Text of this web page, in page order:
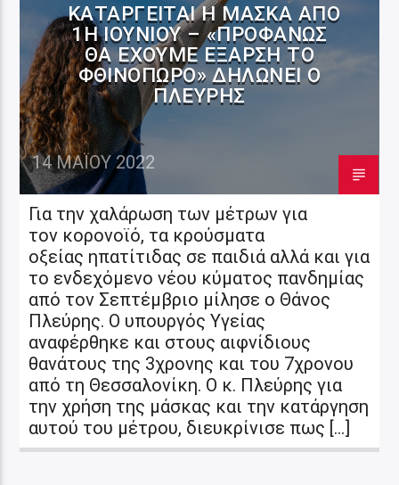
ΚΑΤΑΡΓΕΊΤΑΙ Η ΜΆΣΚΑ ΑΠΌ
1Η ΙΟΥΝΊΟΥ – «ΠΡΟΦΑΝΏΣ
ΘΑ ΈΧΟΥΜΕ ΈΞΑΡΣΗ ΤΟ
ΦΘΙΝΌΠΩΡΟ» ΔΗΛΏΝΕΙ Ο
ΠΛΕΎΡΗΣ
14 ΜΑΪ́ΟΥ 2022
Για την χαλάρωση των μέτρων για
τον κορονοϊό, τα κρούσματα
οξείας ηπατίτιδας σε παιδιά αλλά και για
το ενδεχόμενο νέου κύματος πανδημίας
από τον Σεπτέμβριο μίλησε ο Θάνος
Πλεύρης. Ο υπουργός Υγείας
αναφέρθηκε και στους αιφνίδιους
θανάτους της 3χρονης και του 7χρονου
από τη Θεσσαλονίκη. Ο κ. Πλεύρης για
την χρήση της μάσκας και την κατάργηση
αυτού του μέτρου, διευκρίνισε πως […]